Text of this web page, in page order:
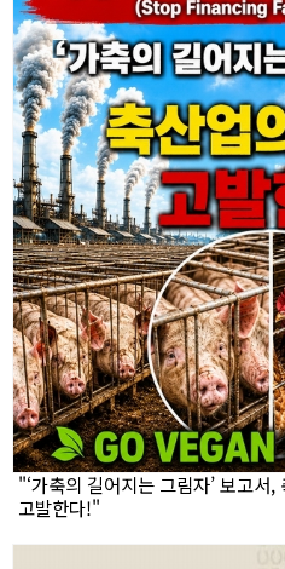
"‘가축의 길어지는 그림자’ 보고서
고발한다!"